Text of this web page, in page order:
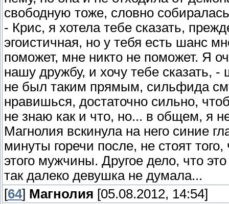
свободную тоже, словно
- Крис, я хотела тебе сказать,
эгоистичная, но у тебя есть шанс
поможет, мне никто не поможет. Я
нашу дружбу, и хочу тебе сказать,
не был таким прямым, сильфида
нравишься, достаточно сильно,
не знаю как и что, но... в общем, я
Магнолия вскинула на него синие
минуты горечи после, не стоят
этого мужчины. Другое дело, что
так далеко девушка не думала...
[64] Магнолия [05.08.2012, 14:54]